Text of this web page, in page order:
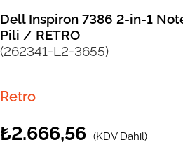
Dell Inspiron 7386 2-in-1
Pili / RETRO
(262341-L2-3655)
Retro
₺2.666,56 (KDV Dahil)